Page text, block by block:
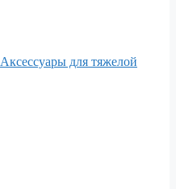
Аксессуары для тяжелой